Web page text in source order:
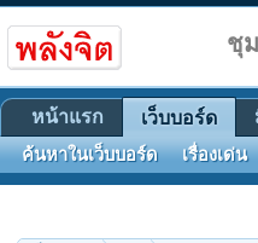
ชุ
หน้าแรก เว็บบอร์ด
ค้นหาในเว็บบอร์ด เรื่องเด่น